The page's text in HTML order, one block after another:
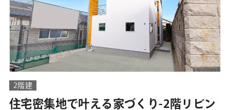
2階建
住宅密集地で叶える家づくり-2階リビン